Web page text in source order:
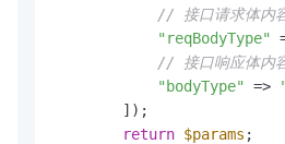
// 接口请求体内
"reqBodyType"
// 接口响应体内
"bodyType"
=>
        ]);
return $params ;